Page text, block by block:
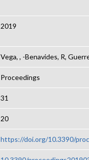
2019
Vega, , -Benavides, R,
Proceedings
31
20
https://doi.org/10.3390/